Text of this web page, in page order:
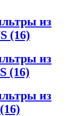
из
(16)
из
(16)
из
(16)